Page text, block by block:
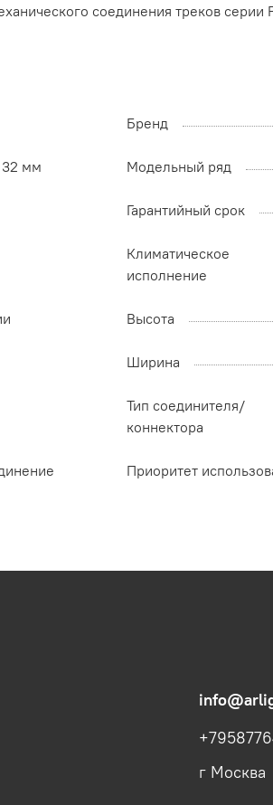
соединения треков
Бренд
32 мм Модельный ряд
Гарантийный срок
Климатическое
исполнение
Высота
Ширина
Тип соединителя/
коннектора
Приоритет
г Москва